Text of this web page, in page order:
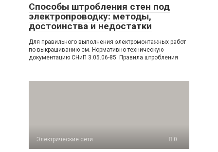
Способы штробления стен под
электропроводку: методы,
достоинства и недостатки
Для правильного выполнения электромонтажных работ
по выкрашиванию см. Нормативно-техническую
документацию СНиП 3.05.06-85 Правила штробления
Электрические сети 0